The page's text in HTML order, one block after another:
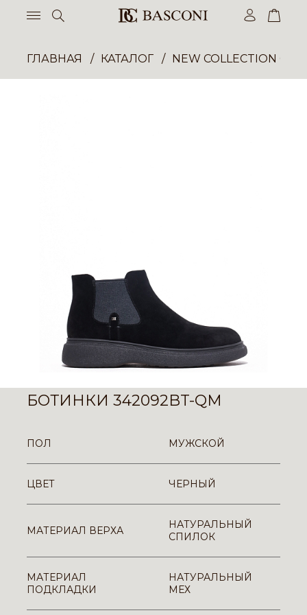
ГЛАВНАЯ КАТАЛОГ NEW COLLECTION
БОТИНКИ 342092BT-QM
ПОЛ МУЖСКОЙ
ЦВЕТ ЧЕРНЫЙ
МАТЕРИАЛ ВЕРХА
НАТУРАЛЬНЫЙ
СПИЛОК
МАТЕРИАЛ
ПОДКЛАДКИ
НАТУРАЛЬНЫЙ
МЕХ